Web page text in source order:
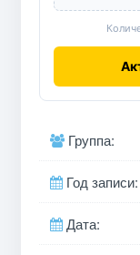
Группа:
Год записи:
Дата: